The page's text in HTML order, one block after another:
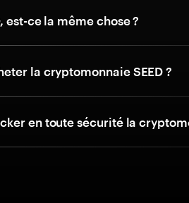
est-ce la même chose ?
la cryptomonnaie SEED ?
en toute sécurité la